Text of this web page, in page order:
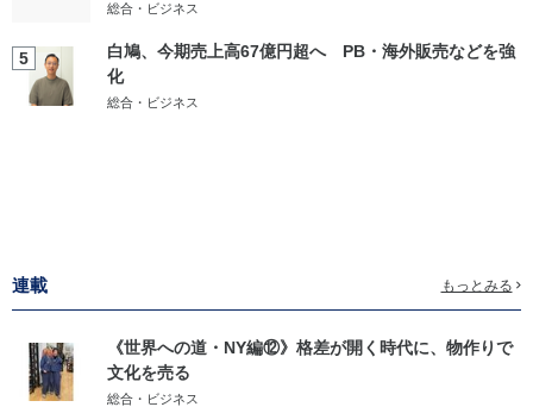
総合・ビジネス
5
白鳩、今期売上高67億円超へ PB・海外販売などを強
化
総合・ビジネス
連載 もっとみる
《世界への道・NY編⑫》格差が開く時代に、物作りで
文化を売る
総合・ビジネス